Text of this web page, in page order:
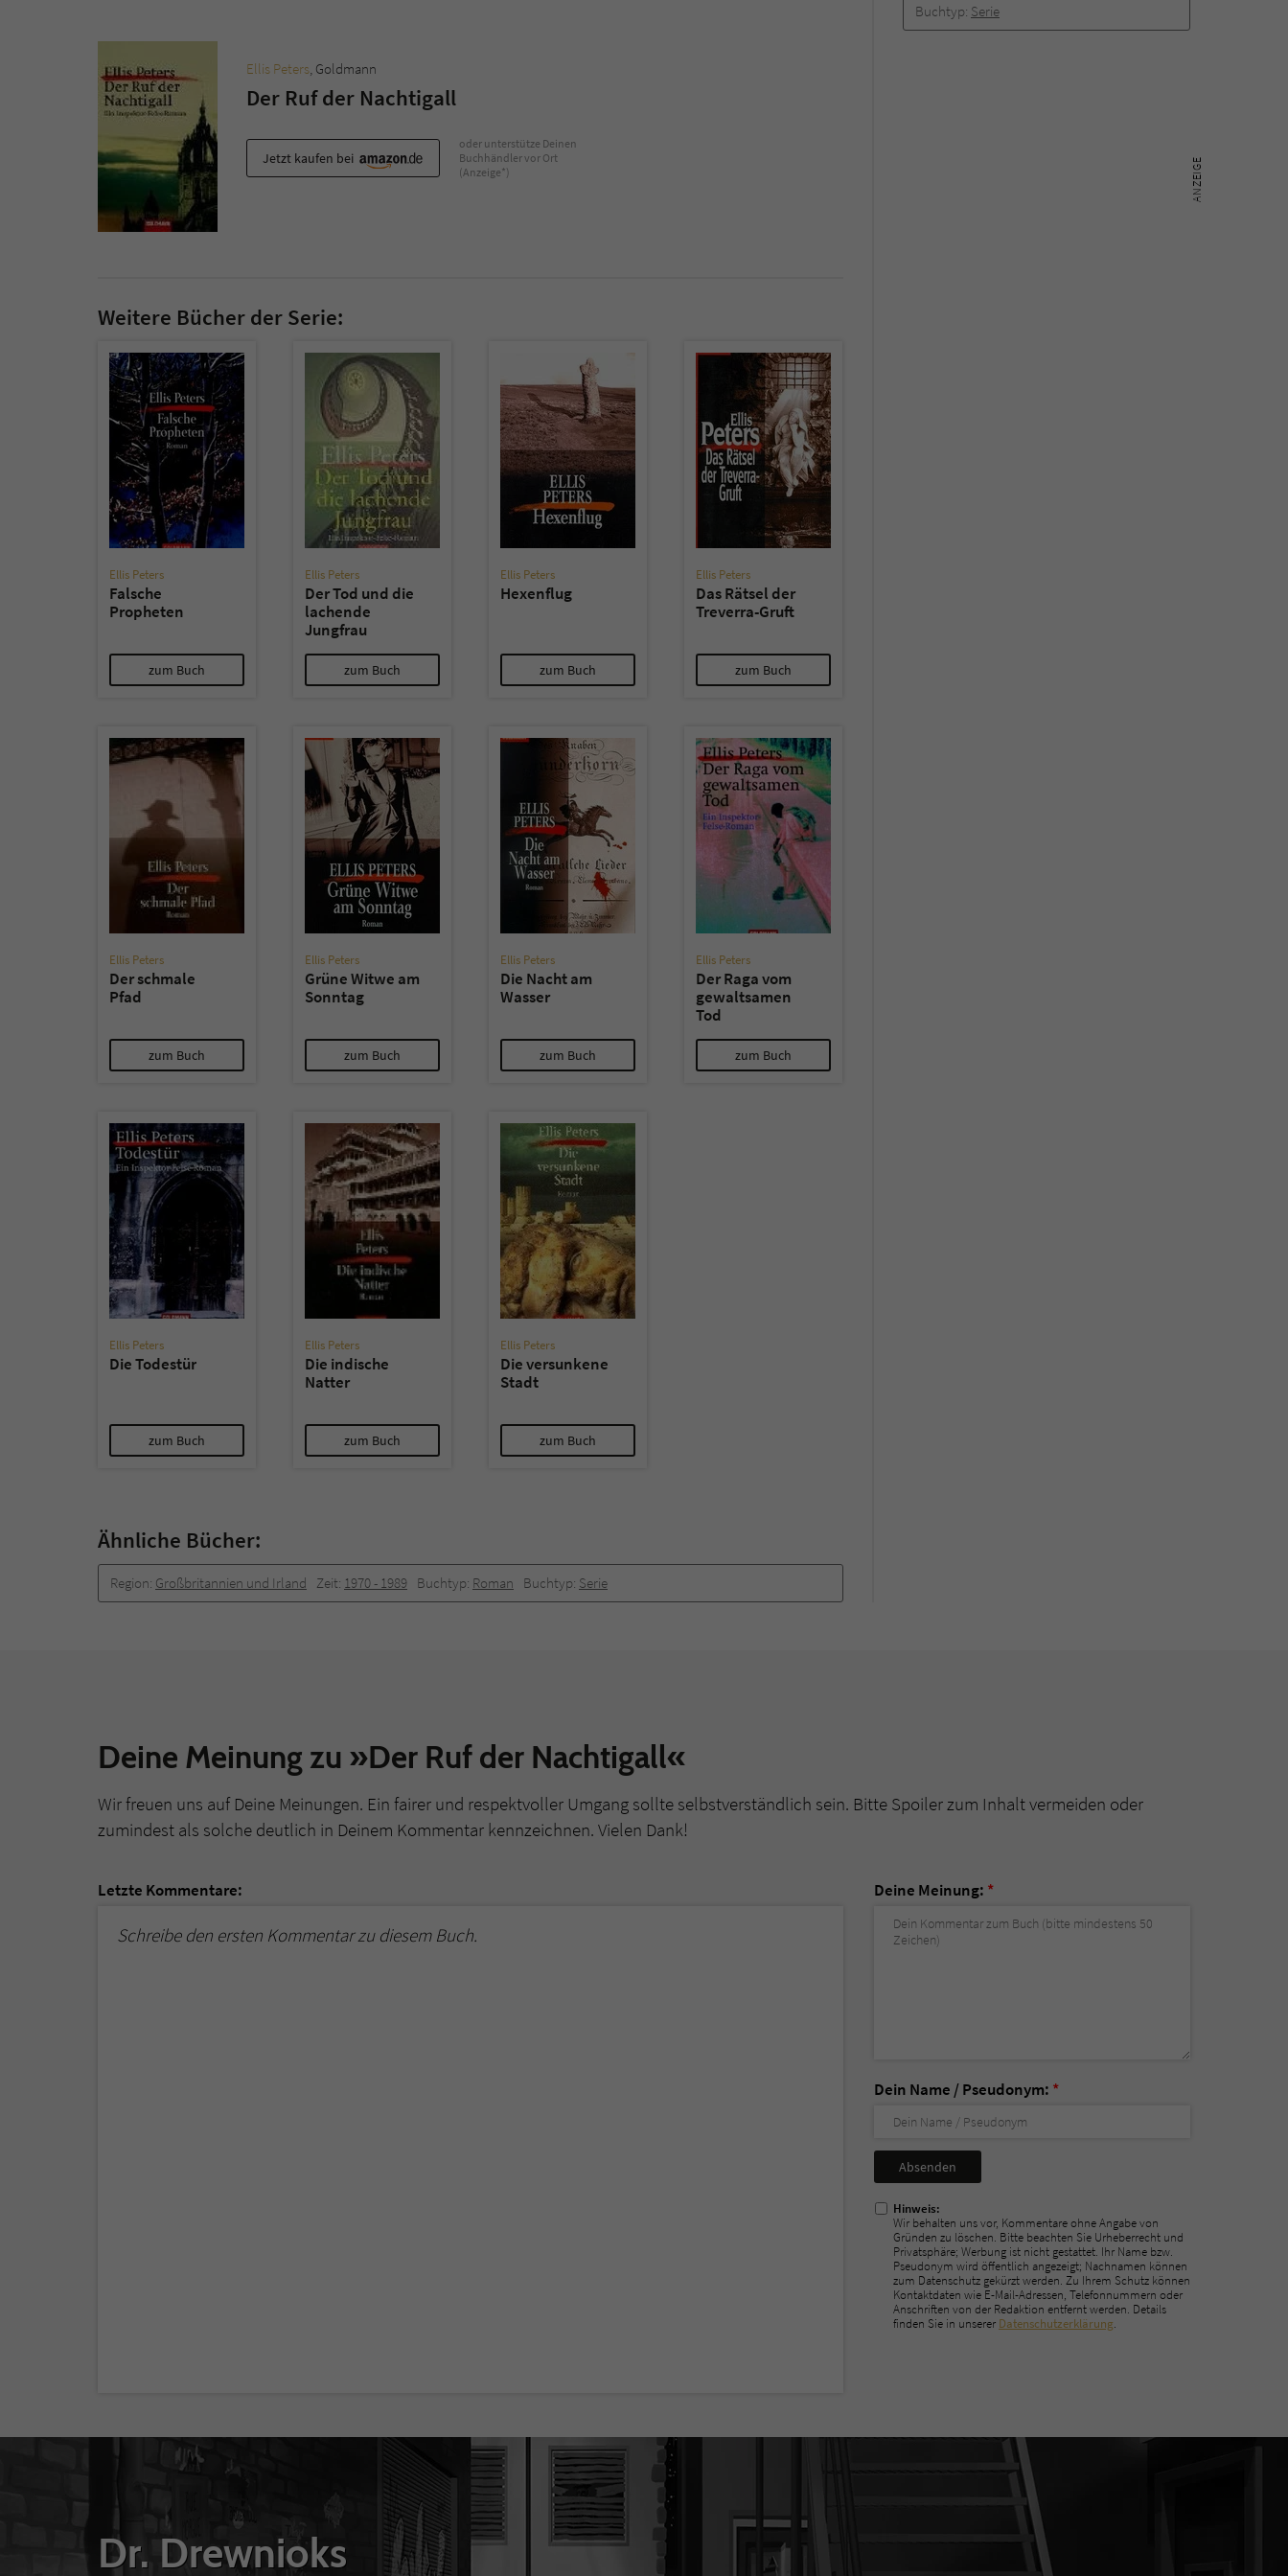
Buchtyp: Serie
Ellis Peters, Goldmann
Der Ruf der Nachtigall
Jetzt kaufen bei
oder unterstütze Deinen
Buchhändler vor Ort
(Anzeige*)
Weitere Bücher der Serie:
Ellis Peters
Falsche
Propheten
zum Buch
Ellis Peters
Der Tod und die
lachende
Jungfrau
zum Buch
Ellis Peters
Hexenflug
zum Buch
Ellis Peters
Das Rätsel der
Treverra-Gruft
zum Buch
Ellis Peters
Der schmale
Pfad
zum Buch
Ellis Peters
Grüne Witwe am
Sonntag
zum Buch
Ellis Peters
Die Nacht am
Wasser
zum Buch
Ellis Peters
Der Raga vom
gewaltsamen
Tod
zum Buch
Ellis Peters
Die Todestür
zum Buch
Ellis Peters
Die indische
Natter
zum Buch
Ellis Peters
Die versunkene
Stadt
zum Buch
Ähnliche Bücher:
Region: Großbritannien und Irland Zeit: 1970 -­ 1989 Buchtyp: Roman Buchtyp: Serie
Deine Meinung zu »Der Ruf der Nachtigall«
Wir freuen uns auf Deine Meinungen. Ein fairer und respektvoller Umgang sollte selbstverständlich sein. Bitte Spoiler zum Inhalt vermeiden oder
zumindest als solche deutlich in Deinem Kommentar kennzeichnen. Vielen Dank!
Letzte Kommentare:
Schreibe den ersten Kommentar zu diesem Buch.
Deine Meinung: *
Dein Name / Pseudonym: *
Nicht
ausfüllen!
Hinweis:
Wir behalten uns vor, Kommentare ohne Angabe von
Gründen zu löschen. Bitte beachten Sie Urheberrecht und
Privatsphäre; Werbung ist nicht gestattet. Ihr Name bzw.
Pseudonym wird öffentlich angezeigt; Nachnamen können
zum Datenschutz gekürzt werden. Zu Ihrem Schutz können
Kontaktdaten wie E-Mail-Adressen, Telefonnummern oder
Anschriften von der Redaktion entfernt werden. Details
finden Sie in unserer Datenschutzerklärung.
Dr. Drewnioks
Anbieter
Zweck
Dieses Cookie gewährleistet die Kommunikation der
Webseite mit dem Benutzer. Es wird benötigt um z. B.
den Sicherheitscode des Kontaktformulars zu
überprüfen.